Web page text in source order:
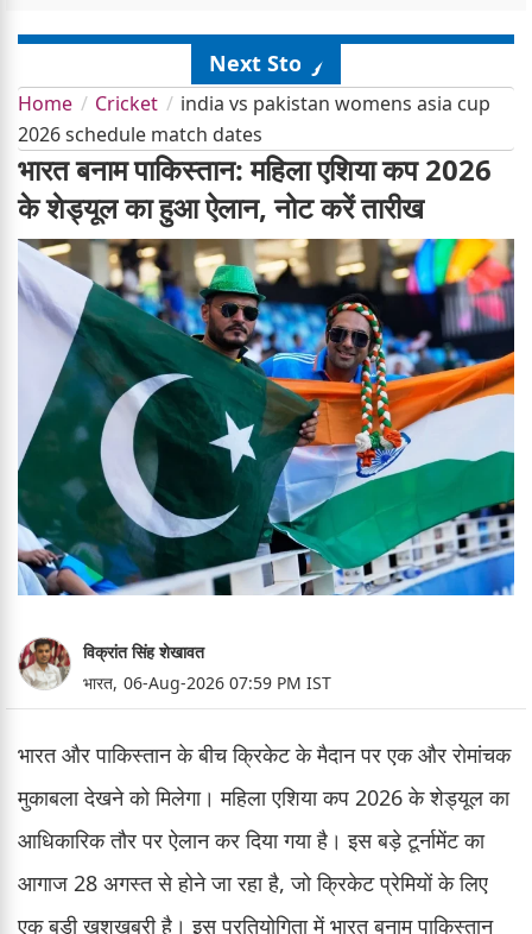
Next Story
Home Cricket
india vs pakistan womens asia cup
2026 schedule match dates
भारत बनाम पाकिस्तान: महिला एशिया कप 2026
के शेड्यूल का हुआ ऐलान, नोट करें तारीख
विक्रांत सिंह शेखावत
भारत, 06-Aug-2026 07:59 PM IST
भारत और पाकिस्तान के बीच क्रिकेट के मैदान पर एक और रोमांचक
मुकाबला देखने को मिलेगा। महिला एशिया कप 2026 के शेड्यूल का
आधिकारिक तौर पर ऐलान कर दिया गया है। इस बड़े टूर्नामेंट का
आगाज 28 अगस्त से होने जा रहा है, जो क्रिकेट प्रेमियों के लिए
एक बड़ी खुशखबरी है। इस प्रतियोगिता में भारत बनाम पाकिस्तान